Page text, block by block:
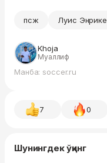
псж Луис Энрике
Khoja
Муаллиф
Манба: soccer.ru
7 0
Шунингдек ўқинг